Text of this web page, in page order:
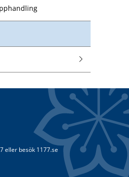
eller besök 1177.se